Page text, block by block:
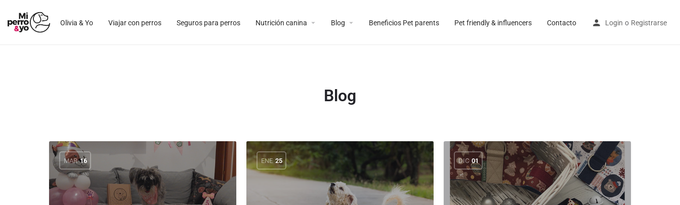
Olivia & Yo Viajar con perros Seguros para perros Nutrición canina Blog Beneficios Pet parents Pet friendly & influencers Contacto Login o Registrarse
Blog
MAR 16 ENE 25 DIC 01